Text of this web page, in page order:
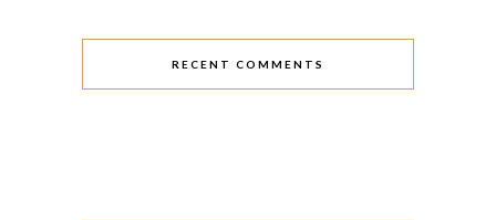
RECENT COMMENTS